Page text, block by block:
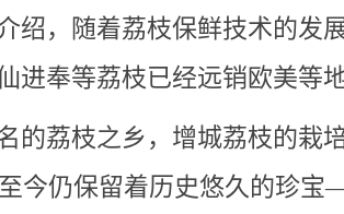
绍，随着荔枝保鲜技术的发
进奉等荔枝已经远销欧美等
的荔枝之乡，增城荔枝的栽
今仍保留着历史悠久的珍